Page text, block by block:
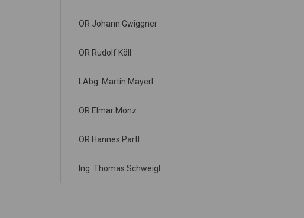
ÖR Johann Gwiggner
ÖR Rudolf Köll
LAbg. Martin Mayerl
ÖR Elmar Monz
ÖR Hannes Partl
Ing. Thomas Schweigl